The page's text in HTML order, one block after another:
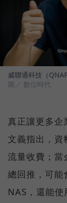
威聯通科技（
圖／ 數位時代
真正讓更多企
文義指出，資
流量收費；當
總回推，可能
NAS，還能